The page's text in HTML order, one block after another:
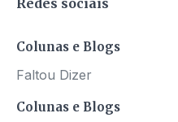
Redes sociais
Colunas e Blogs
Faltou Dizer
Colunas e Blogs